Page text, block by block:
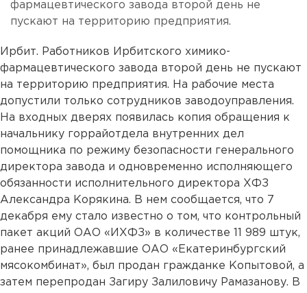
фармацевтического завода второй день не
пускают на территорию предприятия.
Ирбит. Работников Ирбитского химико-
фармацевтического завода второй день не пускают
на территорию предприятия. На рабочие места
допустили только сотрудников заводоуправления.
На входных дверях появилась копия обращения к
начальнику горрайотдела внутренних дел
помощника по режиму безопасности генерального
директора завода и одновременно исполняющего
обязанности исполнительного директора ХФЗ
Александра Корякина. В нем сообщается, что 7
декабря ему стало известно о том, что контрольный
пакет акций ОАО «ИХФЗ» в количестве 11 989 штук,
ранее принадлежавшие ОАО «Екатеринбургский
мясокомбинат», был продан гражданке Копытовой, а
затем перепродан Загиру Залиловичу Рамазанову. В